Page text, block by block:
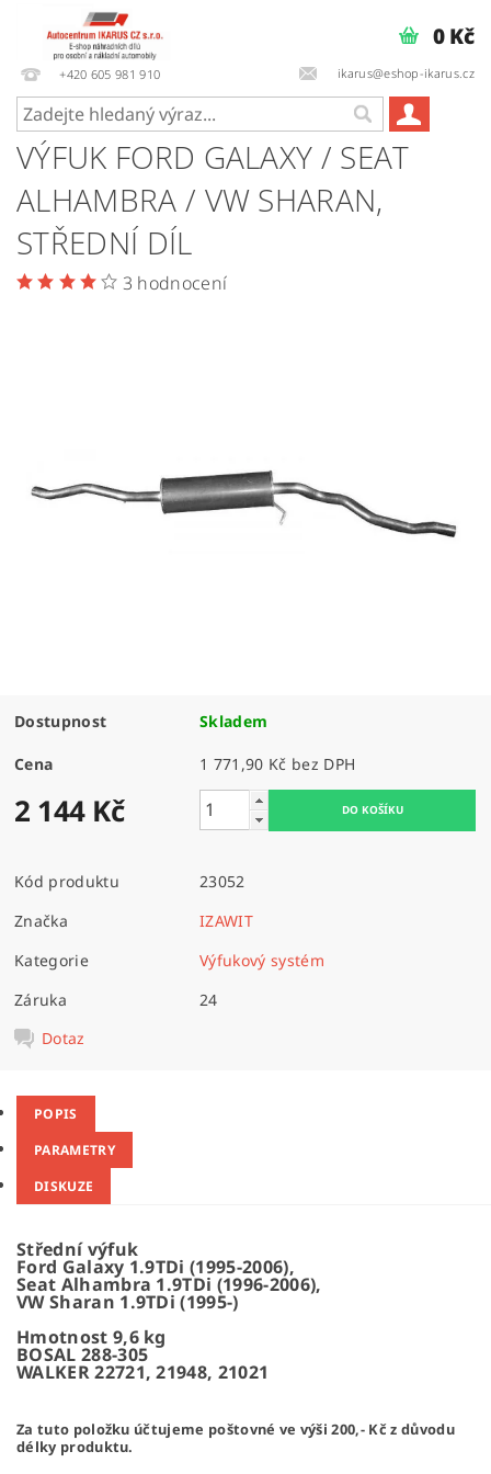
+420 605 981 910 ikarus@eshop-ikarus.cz
0 Kč
VÝFUK FORD GALAXY / SEAT
ALHAMBRA / VW SHARAN,
STŘEDNÍ DÍL
3 hodnocení
Dostupnost Skladem
Cena 1 771,90 Kč bez DPH
2 144 Kč
Kód produktu
23052
Značka
IZAWIT
Kategorie
Výfukový systém
Záruka
24
Dotaz
POPIS
PARAMETRY
DISKUZE
Střední výfuk
Ford Galaxy 1.9TDi (1995-2006),
Seat Alhambra 1.9TDi (1996-2006),
VW Sharan 1.9TDi (1995-)
Hmotnost 9,6 kg
BOSAL 288-305
WALKER 22721, 21948, 21021
Za tuto položku účtujeme poštovné ve výši 200,- Kč z důvodu
délky produktu.